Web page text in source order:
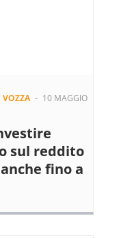
VOZZA - 10 MAGGIO
sul reddito
fino a